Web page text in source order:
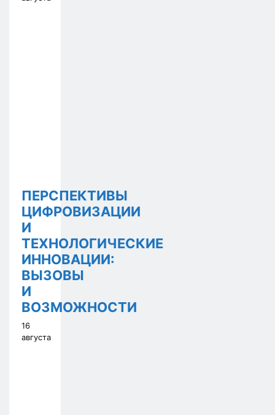
ПЕРСПЕКТИВЫ
ЦИФРОВИЗАЦИИ
И
ТЕХНОЛОГИЧЕСКИЕ
ИННОВАЦИИ:
ВЫЗОВЫ
И
ВОЗМОЖНОСТИ
16
августа